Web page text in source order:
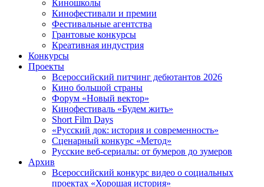
Киношколы
Кинофестивали и премии
Фестивальные агентства
Грантовые конкурсы
Креативная индустрия
Конкурсы
Проекты
Всероссийский питчинг дебютантов 2026
Кино большой страны
Форум «Новый вектор»
Кинофестиваль «Будем жить»
Short Film Days
«Русский док: история и современность»
Сценарный конкурс «Метод»
Русские веб-сериалы: от бумеров до зумеров
Архив
Всероссийский конкурс видео о социальных
проектах «Хорошая история»